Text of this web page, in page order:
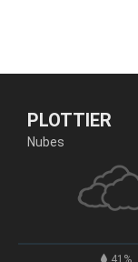
PLOTTIER
Nubes
41%